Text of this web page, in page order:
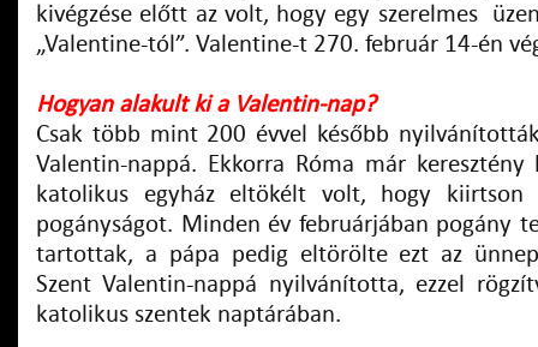
kivégzése előtt az volt, hogy egy szerelmes
„Valentine-tól”. Valentine-t 270. február 14-én
Hogyan alakult ki a Valentin-nap?
Csak több mint 200 évvel később
Valentin-nappá. Ekkorra Róma már
katolikus egyház eltökélt volt, hogy kiirtson
pogányságot. Minden év februárjában pogány
tartottak, a pápa pedig eltörölte ezt az
Szent Valentin-nappá nyilvánította, ezzel
katolikus szentek naptárában.